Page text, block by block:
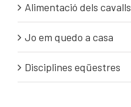
Alimentació dels cavalls
Jo em quedo a casa
Disciplines eqüestres